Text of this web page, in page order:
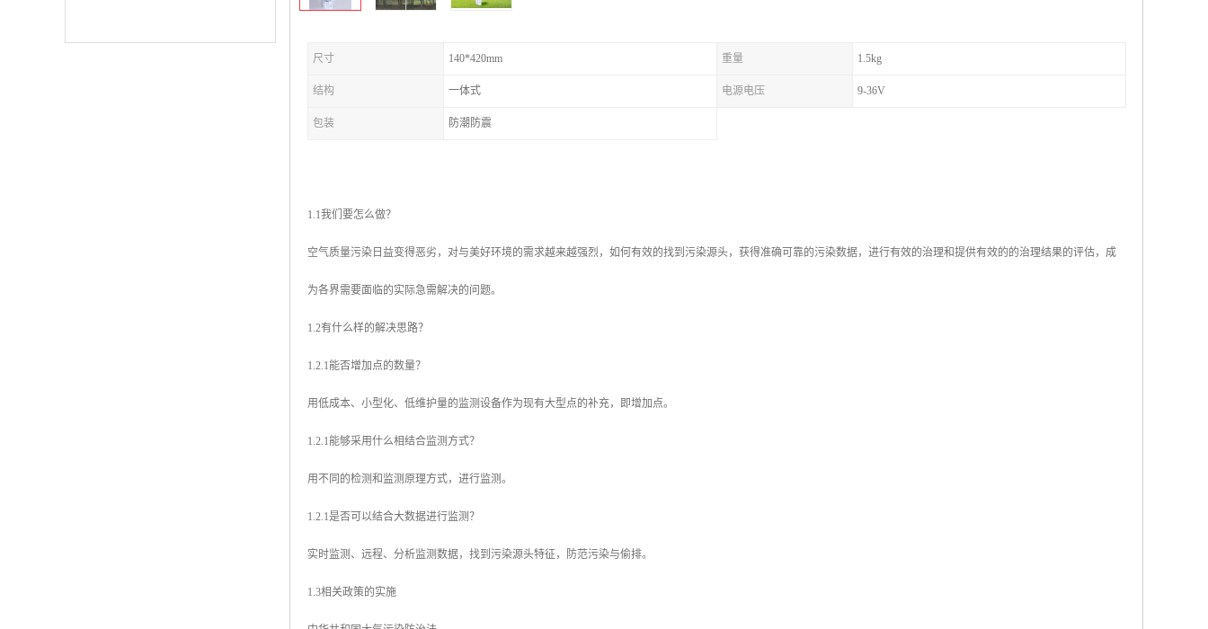
尺寸 140*420mm 重量 1.5kg
结构 一体式 电源电压 9-36V
包装 防潮防震
1.1我们要怎么做？
空气质量污染日益变得恶劣，对与美好环境的需求越来越强烈，如何有效的找到污染源头，获得准确可靠的污染数据，进行有效的治理和提供有效的的治理结果的评估，成
为各界需要面临的实际急需解决的问题。
1.2有什么样的解决思路？
1.2.1能否增加点的数量？
用低成本、小型化、低维护量的监测设备作为现有大型点的补充，即增加点。
1.2.1能够采用什么相结合监测方式？
用不同的检测和监测原理方式，进行监测。
1.2.1是否可以结合大数据进行监测？
实时监测、远程、分析监测数据，找到污染源头特征，防范污染与偷排。
1.3相关政策的实施